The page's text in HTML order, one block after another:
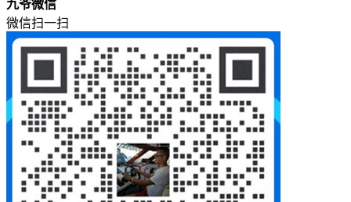
九爷微信
微信扫一扫